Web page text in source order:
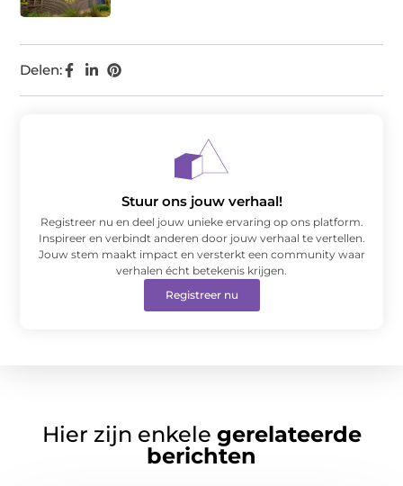
Delen:
Stuur ons jouw verhaal!
Registreer nu en deel jouw unieke ervaring op ons platform.
Inspireer en verbindt anderen door jouw verhaal te vertellen.
Jouw stem maakt impact en versterkt een community waar
verhalen écht betekenis krijgen.
Registreer nu
Hier zijn enkele gerelateerde
berichten